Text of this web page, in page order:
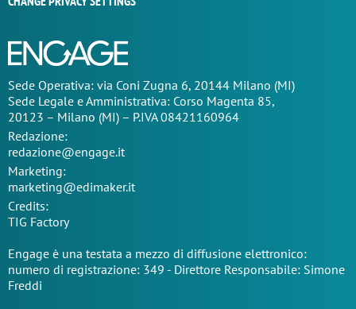
Sede Operativa: via Coni Zugna 6, 20144 Milano (MI)
Sede Legale e Amministrativa: Corso Magenta 85,
20123 – Milano (MI) – P.IVA 08421160964
Redazione:
redazione@engage.it
Marketing:
marketing@edimaker.it
Credits:
TIG Factory
Engage è una testata a mezzo di diffusione elettronico:
numero di registrazione: 349 - Direttore Responsabile: Simone
Freddi